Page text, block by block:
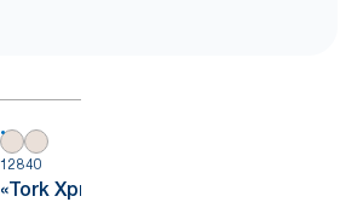
12840
«Tork Xpressnap®» dabiskas